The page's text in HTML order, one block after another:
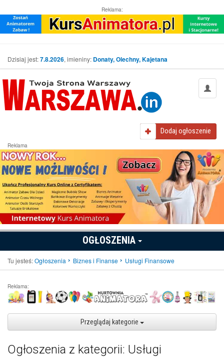
Reklama:
Dzisiaj jest:7.8.2026, imieniny: Donaty, Olechny, Kajetana
Dodaj ogłoszenie
Reklama
OGŁOSZENIA
Tu jesteś:Ogłoszenia Biznes i Finanse Usługi Finansowe
Reklama:
Przeglądaj kategorie
Ogłoszenia z kategorii: Usługi